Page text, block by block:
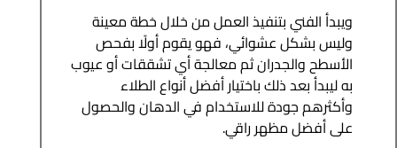
ويبدأ الفني بتنفيذ العمل من خلال خطة معينة
وليس بشكل عشوائي، فهو يقوم أولًا بفحص
الأسطح والجدران ثم معالجة أي تشققات أو عيوب
به ليبدأ بعد ذلك باختيار أفضل أنواع الطلاء
وأكثرهم جودة للاستخدام في الدهان والحصول
على أفضل مظهر راقي.